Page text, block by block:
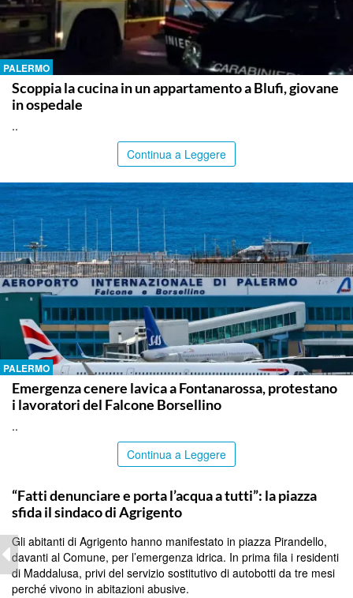
PALERMO
Scoppia la cucina in un appartamento a Blufi, giovane
in ospedale
..
Continua a Leggere
PALERMO
Emergenza cenere lavica a Fontanarossa, protestano
i lavoratori del Falcone Borsellino
..
Continua a Leggere
“Fatti denunciare e porta l’acqua a tutti”: la piazza
sfida il sindaco di Agrigento
Gli abitanti di Agrigento hanno manifestato in piazza Pirandello,
davanti al Comune, per l’emergenza idrica. In prima fila i residenti
di Maddalusa, privi del servizio sostitutivo di autobotti da tre mesi
perché vivono in abitazioni abusive.